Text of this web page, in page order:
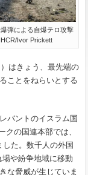
弾による自爆テロ攻撃
Ivor Prickett
）はきょう、最先端の
ことをねらいとする
バントのイスラム国
クの国連本部では、
した。数千人の外国
や紛争地域に移動
な脅威が生じていま